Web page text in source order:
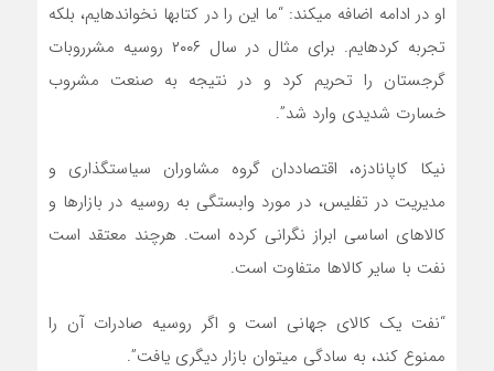
او در ادامه اضافه می­کند: “ما این را در کتاب­ها نخوانده­ایم، بلکه
تجربه کرده­ایم. برای مثال در سال ۲۰۰۶ روسیه مشرروبات
گرجستان را تحریم کرد و در نتیجه به صنعت مشروب
خسارت شدیدی وارد شد”.
نیکا کاپانادزه، اقتصاددان گروه مشاوران سیاستگذاری و
مدیریت در تفلیس، در مورد وابستگی به روسیه در بازارها و
کالاهای اساسی ابراز نگرانی کرده است. هرچند معتقد است
نفت با سایر کالاها متفاوت است.
“نفت یک کالای جهانی است و اگر روسیه صادرات آن را
ممنوع کند، به سادگی می­توان بازار دیگری یافت”.